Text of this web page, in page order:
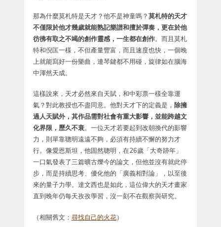
那為什麼莫札特是天才？他不是神童嗎？莫札特的天才
不僅限於他才幾歲就能熟記樂譜和擅於彈奏，更在於他
彷彿有取之不竭的創作靈感，一生都在創作。而且莫札
特和倪匡一樣，不但產量豐富，而且速度也快，一個晚
上就能寫好一份樂曲，連琴鍵都不用碰，旋律如在腦海
中渾然天成。
這樣說來，天才必然來自天賦，和中彩票一樣全靠運
氣？對此教授也不盡同意。他對天才下的定義是， 除擁
過人天賦外，其作品需對社會有重大影響，並能跨越文
化界限，歷久不衰。一位天才若要起到改朝換代的影響
力，則單靠聰明遠遠不夠，必須有持續不懈的努力才
行。像愛恩斯坦，他固然聰明，在26歲「大奇跡年」
一口氣發表了三篇曠古爍今的論文，但他並沒有就此停
步，而是持續思考、優化他的「廣義相對論」，以至後
來的量子力學。達文西也是如此，這位偉大的天才畫家
直到晚年仍每天孜孜學習，沒一刻不在觀察與研究。
（相關舊文： 尋找自己的火花）